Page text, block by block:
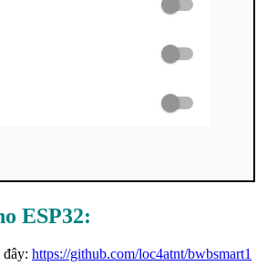
ESP32:
https://github.com/loc4atnt/bwbsmart1